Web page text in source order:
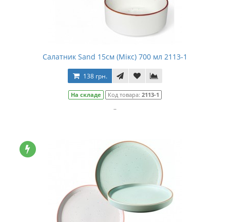
Салатник Sand 15см (Мікс) 700 мл 2113-1
138 грн.
На складе Код товара: 2113-1
..